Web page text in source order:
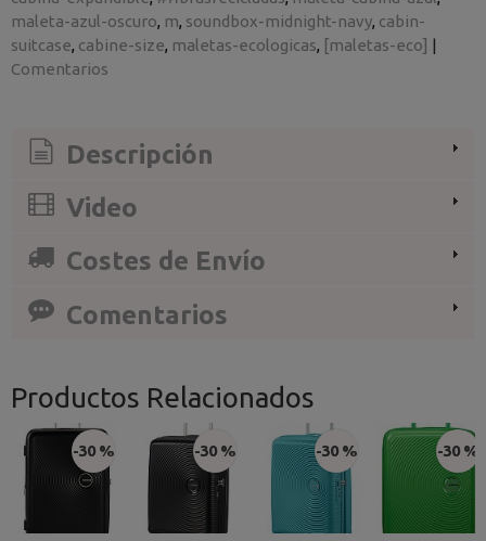
maleta-azul-oscuro m soundbox-midnight-navy cabin-
suitcase cabine-size maletas-ecologicas [maletas-eco] |
Comentarios
Descripción
Video
Costes de Envío
Comentarios
Productos Relacionados
-30 % -30 % -30 % -30 %